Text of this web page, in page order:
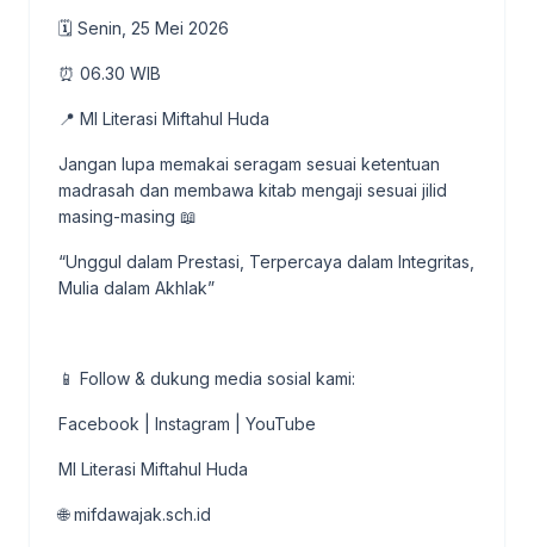
🗓️ Senin, 25 Mei 2026
⏰ 06.30 WIB
📍 MI Literasi Miftahul Huda
Jangan lupa memakai seragam sesuai ketentuan
madrasah dan membawa kitab mengaji sesuai jilid
masing-masing 📖
“Unggul dalam Prestasi, Terpercaya dalam Integritas,
Mulia dalam Akhlak”
📱 Follow & dukung media sosial kami:
Facebook | Instagram | YouTube
MI Literasi Miftahul Huda
🌐 mifdawajak.sch.id